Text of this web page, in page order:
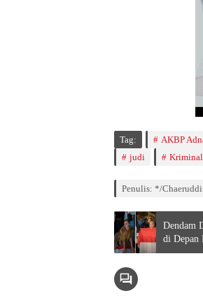
Tag: AKBP
judi
Kriminal
Penulis: */
Dendam
di Depan